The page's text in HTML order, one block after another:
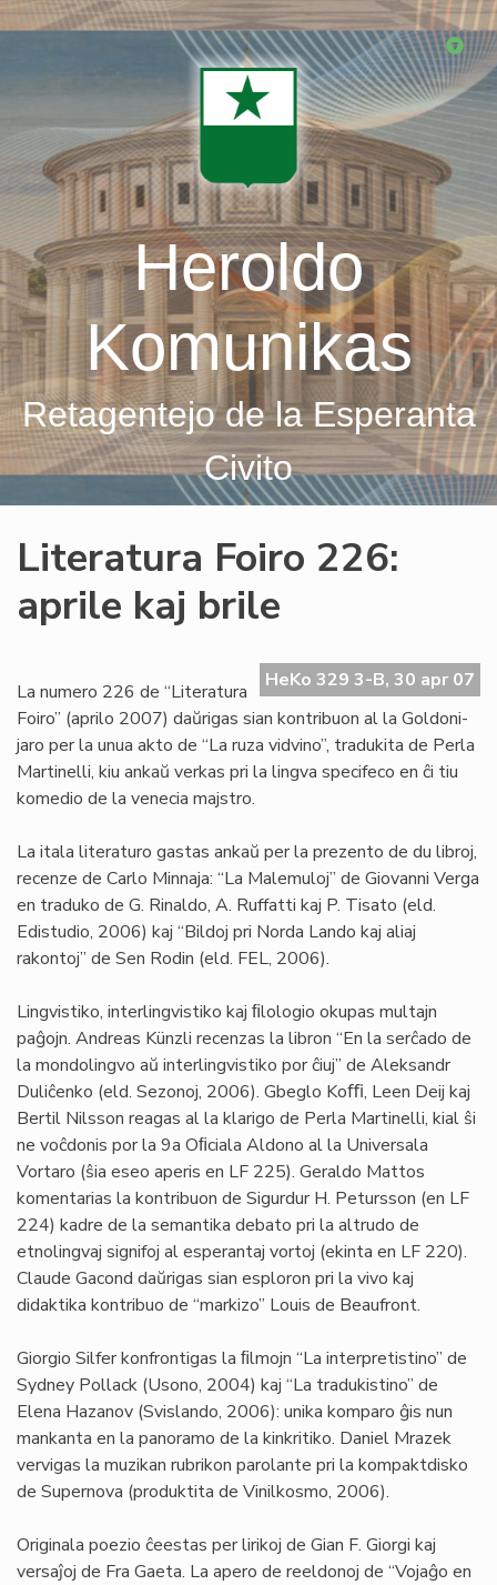
Skip
Heroldo
Komunikas
Retagentejo de la Esperanta
Civito
Literatura Foiro 226:
aprile kaj brile
HeKo 329 3-B, 30 apr 07
La numero 226 de “Literatura
Foiro” (aprilo 2007) daŭrigas sian kontribuon al la Goldoni-
jaro per la unua akto de “La ruza vidvino”, tradukita de Perla
Martinelli, kiu ankaŭ verkas pri la lingva specifeco en ĉi tiu
komedio de la venecia majstro.
La itala literaturo gastas ankaŭ per la prezento de du libroj,
recenze de Carlo Minnaja: “La Malemuloj” de Giovanni Verga
en traduko de G. Rinaldo, A. Ruffatti kaj P. Tisato (eld.
Edistudio, 2006) kaj “Bildoj pri Norda Lando kaj aliaj
rakontoj” de Sen Rodin (eld. FEL, 2006).
Lingvistiko, interlingvistiko kaj ﬁlologio okupas multajn
paĝojn. Andreas Künzli recenzas la libron “En la serĉado de
la mondolingvo aŭ interlingvistiko por ĉiuj” de Aleksandr
Duliĉenko (eld. Sezonoj, 2006). Gbeglo Koﬃ, Leen Deij kaj
Bertil Nilsson reagas al la klarigo de Perla Martinelli, kial ŝi
ne voĉdonis por la 9a Oﬁciala Aldono al la Universala
Vortaro (ŝia eseo aperis en LF 225). Geraldo Mattos
komentarias la kontribuon de Sigurdur H. Petursson (en LF
224) kadre de la semantika debato pri la altrudo de
etnolingvaj signifoj al esperantaj vortoj (ekinta en LF 220).
Claude Gacond daŭrigas sian esploron pri la vivo kaj
didaktika kontribuo de “markizo” Louis de Beaufront.
Giorgio Silfer konfrontigas la ﬁlmojn “La interpretistino” de
Sydney Pollack (Usono, 2004) kaj “La tradukistino” de
Elena Hazanov (Svislando, 2006): unika komparo ĝis nun
mankanta en la panoramo de la kinkritiko. Daniel Mrazek
vervigas la muzikan rubrikon parolante pri la kompaktdisko
de Supernova (produktita de Vinilkosmo, 2006).
Originala poezio ĉeestas per lirikoj de Gian F. Giorgi kaj
versaĵoj de Fra Gaeta. La apero de reeldonoj de “Vojaĝo en